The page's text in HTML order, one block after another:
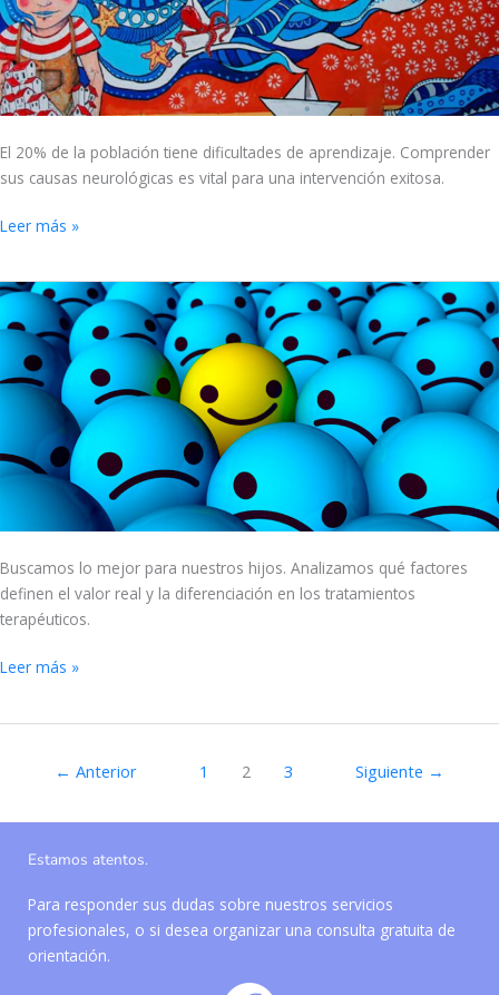
El 20% de la población tiene dificultades de aprendizaje. Comprender
sus causas neurológicas es vital para una intervención exitosa.
Leer más »
Buscamos lo mejor para nuestros hijos. Analizamos qué factores
definen el valor real y la diferenciación en los tratamientos
terapéuticos.
Más
valor
terapias
infantiles
adolescentes
Leer más »
← Anterior 1 2 3 Siguiente →
Estamos atentos.
Para responder sus dudas sobre nuestros servicios
profesionales, o si desea organizar una consulta gratuita de
orientación.